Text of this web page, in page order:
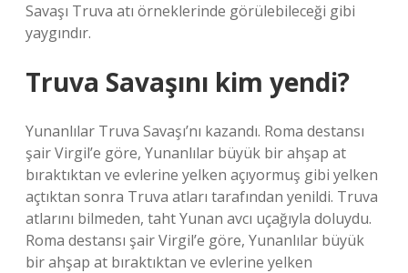
Savaşı Truva atı örneklerinde görülebileceği gibi
yaygındır.
Truva Savaşını kim yendi?
Yunanlılar Truva Savaşı’nı kazandı. Roma destansı
şair Virgil’e göre, Yunanlılar büyük bir ahşap at
bıraktıktan ve evlerine yelken açıyormuş gibi yelken
açtıktan sonra Truva atları tarafından yenildi. Truva
atlarını bilmeden, taht Yunan avcı uçağıyla doluydu.
Roma destansı şair Virgil’e göre, Yunanlılar büyük
bir ahşap at bıraktıktan ve evlerine yelken